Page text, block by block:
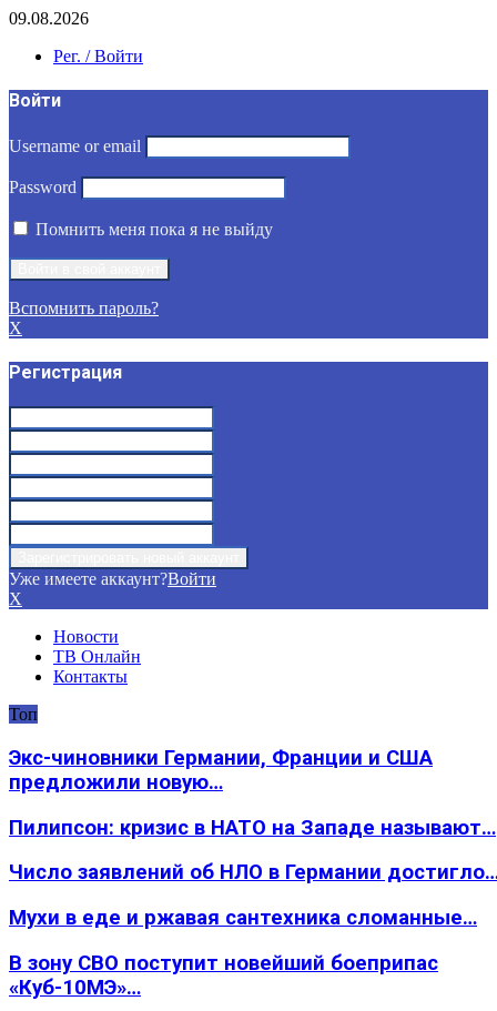
09.08.2026
Рег. / Войти
Войти
Username or email
Password
Помнить меня пока я не выйду
Вспомнить пароль?
X
Регистрация
Уже имеете аккаунт?Войти
X
Новости
ТВ Онлайн
Контакты
Топ
Экс-чиновники Германии, Франции и США
предложили новую…
Пилипсон: кризис в НАТО на Западе называют…
Число заявлений об НЛО в Германии
Мухи в еде и ржавая сантехника сломанные…
В зону СВО поступит новейший боеприпас
«Куб-10МЭ»…